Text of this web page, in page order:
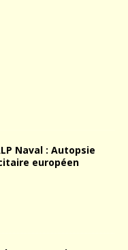
Naval : Autopsie
européen